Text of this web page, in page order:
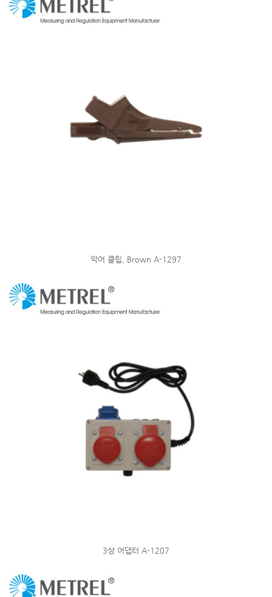
악어 클립, Brown A-1297
3상 어댑터 A-1207